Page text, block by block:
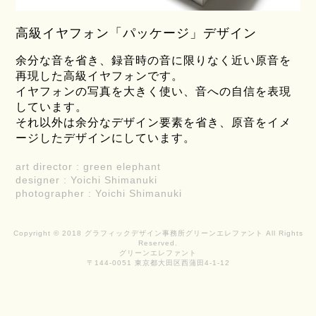
高級イヤフォン「パッケージ」デザイン
余分な音を省き、録音時の音に限りなく近い原音を
再現した高級イヤフォンです。
イヤフォンの写真を大きく使い、音への自信を表現
しています。
それ以外は余分なデザイン要素を省き、原音をイメ
ージしたデザインにしています。
art director : green elephant
designer : Yoichi Shimanuki
photographer : Yoichi Shimanuki
Copyright © 2018 グラフィックデザイン事務所グリーンエレファント All Rights
Reserved.
グリーンエレファント
〒144-0051 東京都大田区西蒲田4-1-12